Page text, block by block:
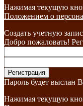
Нажимая текущую
Положением о
Создать учетную
Добро пожаловать!
Пароль будет выслан
Нажимая текущую